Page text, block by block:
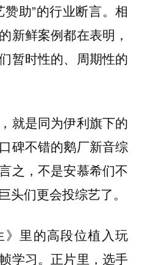
助”的行业断言。相
新鲜案例都在表明，
暂时性的、周期性的
就是同为伊利旗下的
碑不错的鹅厂新音综
之，不是安慕希们不
头们更会投综艺了。
里的高段位植入玩
学习。正片里，选手